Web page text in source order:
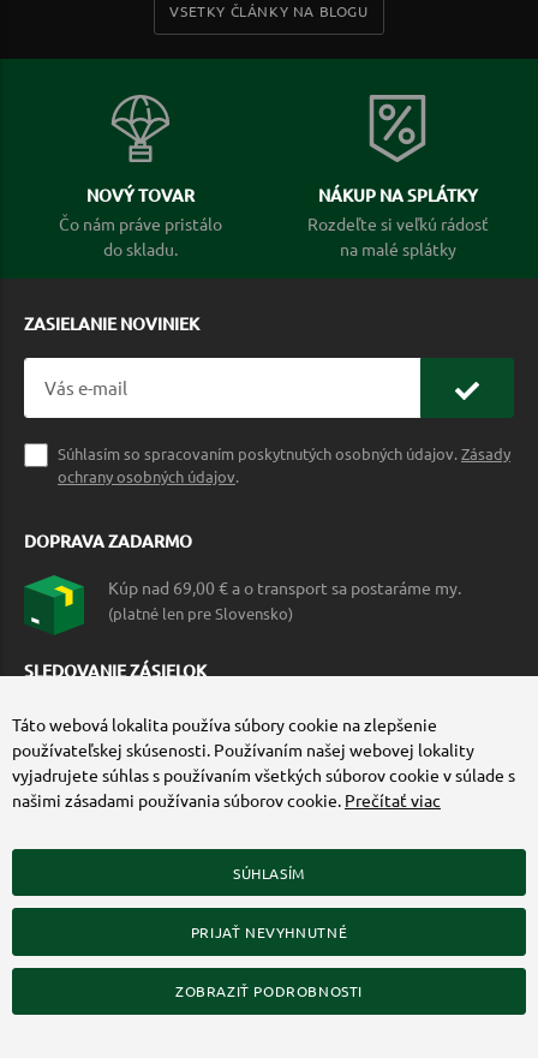
VSETKY ČLÁNKY NA BLOGU
NOVÝ TOVAR
Čo nám práve pristálo
do skladu.
NÁKUP NA SPLÁTKY
Rozdeľte si veľkú rádosť
na malé splátky
ZASIELANIE NOVINIEK
Súhlasím so spracovaním poskytnutých osobných údajov.Zásady
ochrany osobných údajov.
DOPRAVA ZADARMO
Kúp nad 69,00 € a o transport sa postaráme my.
(platné len pre Slovensko)
SLEDOVANIE ZÁSIELOK
ZÍSKAJTE VIAC O COMMANDO.SK
Upraviť nastavenia Cookies
Táto webová lokalita používa súbory cookie na zlepšenie
používateľskej skúsenosti. Používaním našej webovej lokality
vyjadrujete súhlas s používaním všetkých súborov cookie v súlade s
našimi zásadami používania súborov cookie. Prečítať viac
SÚHLASÍM
PRIJAŤ NEVYHNUTNÉ
ZOBRAZIŤ PODROBNOSTI